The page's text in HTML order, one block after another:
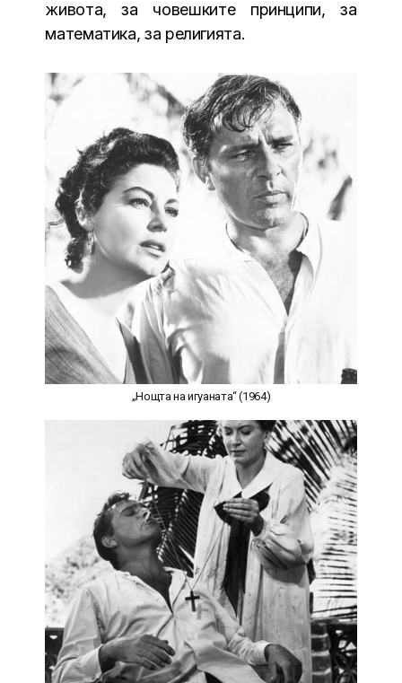
живота, за човешките принципи, за
математика, за религията.
„Нощта на игуаната“ (1964)